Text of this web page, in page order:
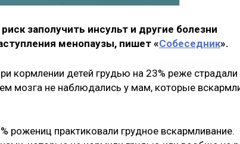
заполучить инсульт и другие болезни
менопаузы, пишет «Собеседник».
кормлении детей грудью на 23% реже страдали
мозга не наблюдались у мам, которые
практиковали грудное вскармливание.